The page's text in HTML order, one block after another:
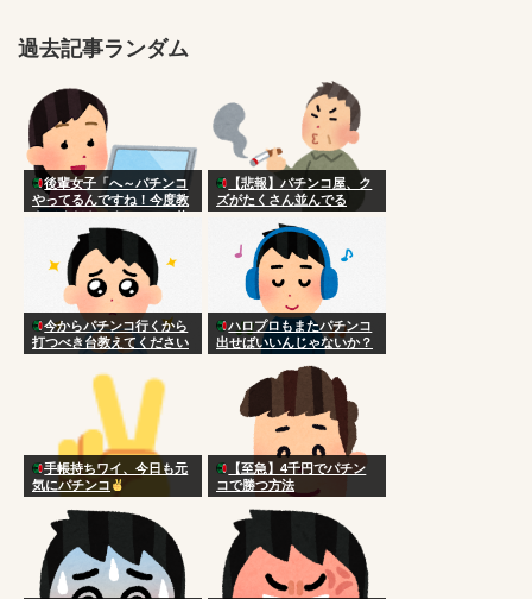
過去記事ランダム
後輩女子「へ～パチンコ
やってるんですね！今度教
えてくださいよ～ｗ」 俺
「あははｗまぁコツとかな
いけど台選びかなやっぱ
ｗ」
【悲報】パチンコ屋、ク
ズがたくさん並んでる
今からパチンコ行くから
打つべき台教えてください
ハロプロもまたパチンコ
出せばいいんじゃないか？
手帳持ちワイ、今日も元
気にパチンコ
【至急】4千円でパチン
コで勝つ方法